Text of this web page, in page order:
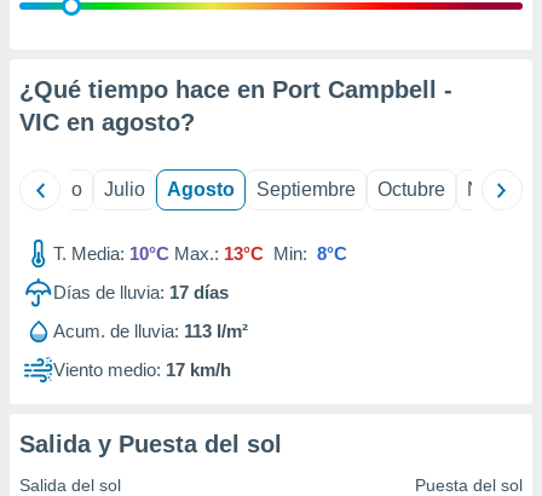
e
mediante
de
1199
¿Qué tiempo hace en Port Campbell -
VIC en agosto?
Junio Julio Agosto Septiembre Octubre
T. Media: 10°C Max.: 13°C Min: 8°C
Días de lluvia: 17 días
Acum. de lluvia: 113 l/m²
Viento medio: 17 km/h
Salida y Puesta del sol
Salida del sol Puesta del sol